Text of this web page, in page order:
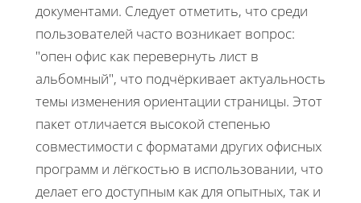
документами. Следует отметить, что среди
пользователей часто возникает вопрос:
"опен офис как перевернуть лист в
альбомный", что подчёркивает актуальность
темы изменения ориентации страницы. Этот
пакет отличается высокой степенью
совместимости с форматами других офисных
программ и лёгкостью в использовании, что
делает его доступным как для опытных, так и